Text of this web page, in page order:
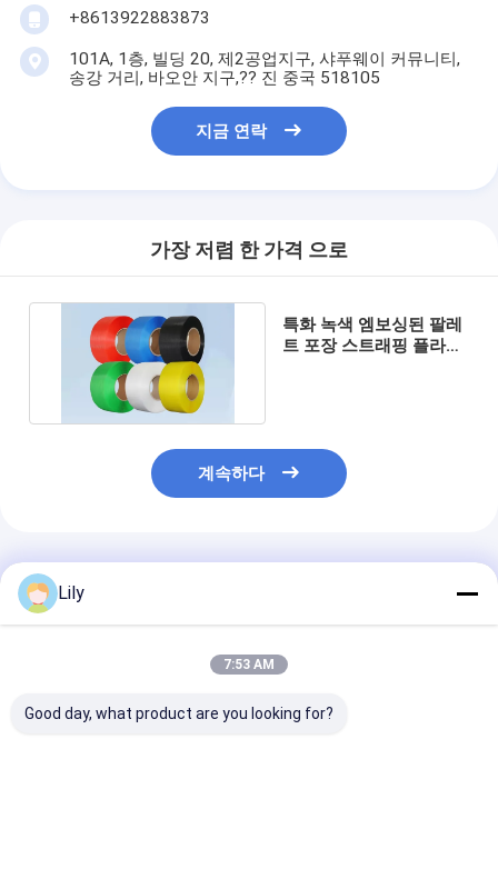
+8613922883873
101A, 1층, 빌딩 20, 제2공업지구, 샤푸웨이 커뮤니티,
송강 거리, 바오안 지구,?? 진 중국 518105
지금 연락
가장 저렴 한 가격 으로
특화 녹색 엠보싱된 팔레
트 포장 스트래핑 플라스
계속하다
추천된 제품
Lily
7:53 AM
Good day, what product are you looking for?